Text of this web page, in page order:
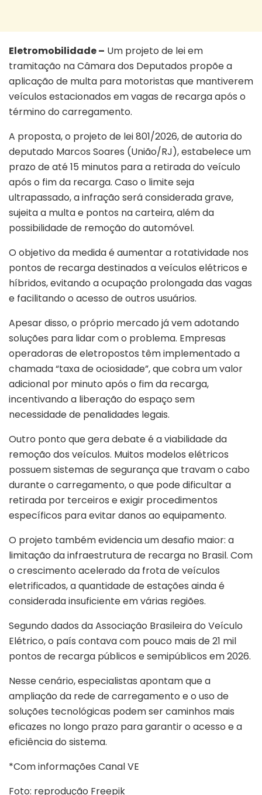
Eletromobilidade – Um projeto de lei em
tramitação naCâmara dos Deputados propõe a
aplicação de multa para motoristas que mantiverem
veículos estacionados em vagas de recarga após o
término do carregamento.
A proposta, o projeto de lei 801/2026, de autoria do
deputado Marcos Soares (União/RJ), estabelece um
prazo de até 15 minutos para a retirada do veículo
após o fim da recarga. Caso o limite seja
ultrapassado, a infração será considerada grave,
sujeita a multa e pontos na carteira, além da
possibilidade de remoção do automóvel.
O objetivo da medida é aumentar a rotatividade nos
pontos de recarga destinados a veículos elétricos e
híbridos, evitando a ocupação prolongada das vagas
e facilitando o acesso de outros usuários.
Apesar disso, o próprio mercado já vem adotando
soluções para lidar com o problema. Empresas
operadoras de eletropostos têm implementado a
chamada “taxa de ociosidade”, que cobra um valor
adicional por minuto após o fim da recarga,
incentivando a liberação do espaço sem
necessidade de penalidades legais.
Outro ponto que gera debate é a viabilidade da
remoção dos veículos. Muitos modelos elétricos
possuem sistemas de segurança que travam o cabo
durante o carregamento, o que pode dificultar a
retirada por terceiros e exigir procedimentos
específicos para evitar danos ao equipamento.
O projeto também evidencia um desafio maior: a
limitação da infraestrutura de recarga no Brasil. Com
o crescimento acelerado da frota de veículos
eletrificados, a quantidade de estações ainda é
considerada insuficiente em várias regiões.
Segundo dados daAssociação Brasileira do Veículo
Elétrico, o país contava com pouco mais de 21 mil
pontos de recarga públicos e semipúblicos em 2026.
Nesse cenário, especialistas apontam que a
ampliação da rede de carregamento e o uso de
soluções tecnológicas podem ser caminhos mais
eficazes no longo prazo para garantir o acesso e a
eficiência do sistema.
*Com informações Canal VE
Foto: reprodução Freepik